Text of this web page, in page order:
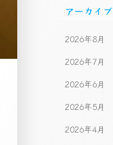
アーカイブ
2026年8月
2026年7月
2026年6月
2026年5月
2026年4月